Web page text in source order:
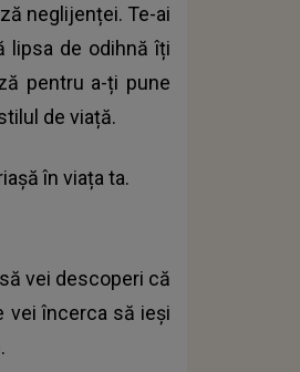
neglijenței. Te-ai
lipsa de odihnă îți
pentru a-ți pune
de viață.
în viața ta.
vei descoperi că
vei încerca să ieși